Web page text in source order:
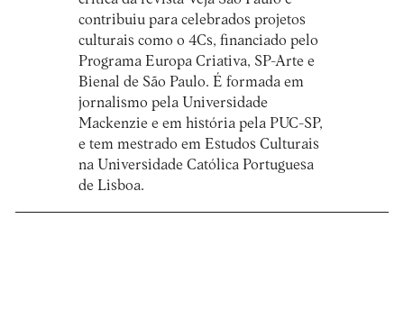
contribuiu para celebrados projetos
culturais como o 4Cs, financiado pelo
Programa Europa Criativa, SP-Arte e
Bienal de São Paulo. É formada em
jornalismo pela Universidade
Mackenzie e em história pela PUC-SP,
e tem mestrado em Estudos Culturais
na Universidade Católica Portuguesa
de Lisboa.